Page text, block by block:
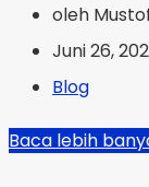
oleh
Juni 26,
Blog
Baca lebih